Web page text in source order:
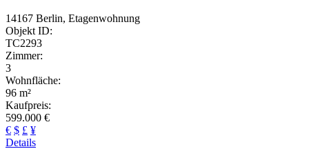
14167 Berlin, Etagenwohnung
Objekt ID:
TC2293
Zimmer:
3
Wohnfläche:
96 m²
Kaufpreis:
599.000 €
€ $ £ ¥
Details